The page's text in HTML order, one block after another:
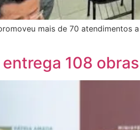
mais de 70 atendimentos
108